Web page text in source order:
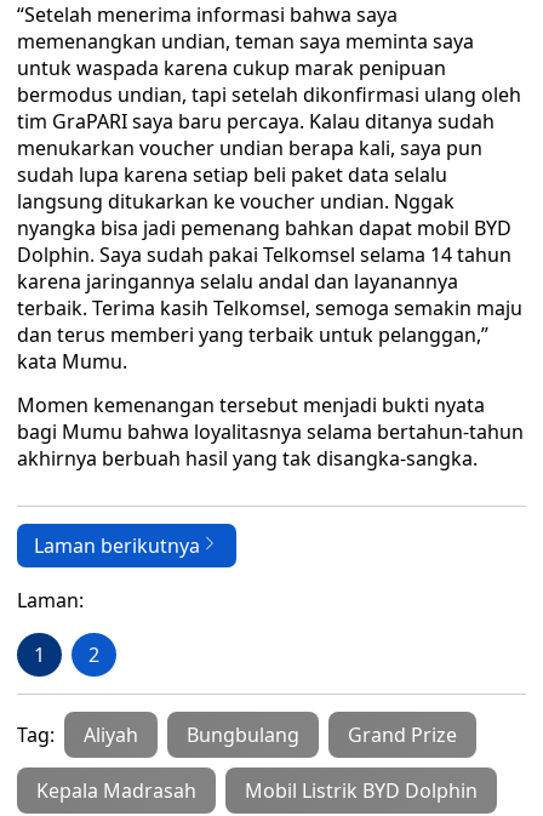
“Setelah menerima informasi bahwa saya
memenangkan undian, teman saya meminta saya
untuk waspada karena cukup marak penipuan
bermodus undian, tapi setelah dikonfirmasi ulang oleh
tim GraPARI saya baru percaya. Kalau ditanya sudah
menukarkan voucher undian berapa kali, saya pun
sudah lupa karena setiap beli paket data selalu
langsung ditukarkan ke voucher undian. Nggak
nyangka bisa jadi pemenang bahkan dapat mobil BYD
Dolphin. Saya sudah pakai Telkomsel selama 14 tahun
karena jaringannya selalu andal dan layanannya
terbaik. Terima kasih Telkomsel, semoga semakin maju
dan terus memberi yang terbaik untuk pelanggan,”
kata Mumu.
Momen kemenangan tersebut menjadi bukti nyata
bagi Mumu bahwa loyalitasnya selama bertahun-tahun
akhirnya berbuah hasil yang tak disangka-sangka.
Laman berikutnya
Laman:
1 2
Tag: Aliyah Bungbulang Grand Prize
Kepala Madrasah Mobil Listrik BYD Dolphin